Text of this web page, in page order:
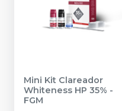
Mini Kit Clareador
Whiteness HP 35% -
FGM